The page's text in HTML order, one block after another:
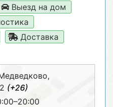
Выезд на дом
Доставка
,
(+26)